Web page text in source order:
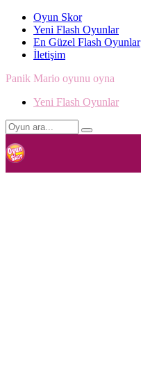
Oyun Skor
Yeni Flash Oyunlar
En Güzel Flash Oyunlar
İletişim
Panik Mario oyunu oyna
Yeni Flash Oyunlar